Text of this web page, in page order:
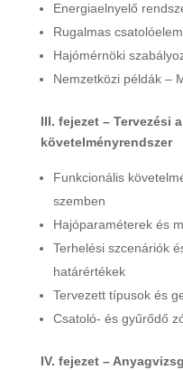
Energiaelnyelő
Rugalmas
Hajómérnöki
Nemzetközi példák –
III. fejezet – Tervezési
követelményrendszer
Funkcionális
szemben
Hajóparaméterek és
Terhelési szcenáriók
határértékek
Tervezett típusok és
Csatoló- és gyűrődő
IV. fejezet –